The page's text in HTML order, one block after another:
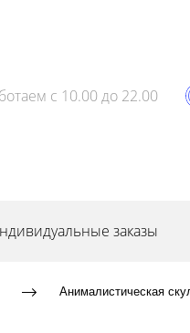
с 10.00 до 22.00
заказы
Анималистическая